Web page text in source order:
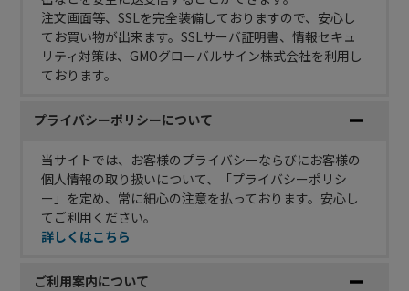
注文画面等、SSLを完全装備しておりますので、安心し
てお買い物が出来ます。SSLサーバ証明書、情報セキュ
リティ対策は、GMOグローバルサイン株式会社を利用し
ております。
プライバシーポリシーについて
当サイトでは、お客様のプライバシーならびにお客様の
個人情報の取り扱いについて、「プライバシーポリシ
ー」を定め、常に細心の注意を払っております。安心し
てご利用ください。
詳しくはこちら
ご利用案内について